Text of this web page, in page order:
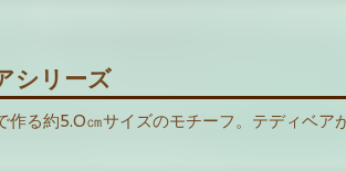
シリーズ
作る約5.0㎝サイズのモチーフ。テディベア